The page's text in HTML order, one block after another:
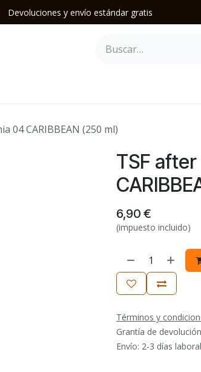
Devoluciones y envío estándar gratis
04 CARIBBEAN (250 ml)
TSF
6,90 €
(impuesto incluido)
Términos y
Grantía de
Envío: 2-3 días